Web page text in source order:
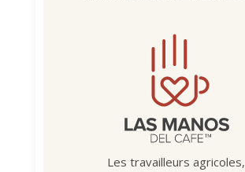
Les travailleurs agricoles,